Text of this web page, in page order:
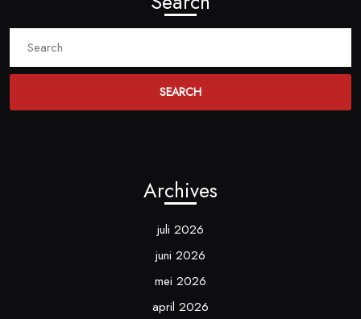
Archives
juli 2026
juni 2026
mei 2026
april 2026